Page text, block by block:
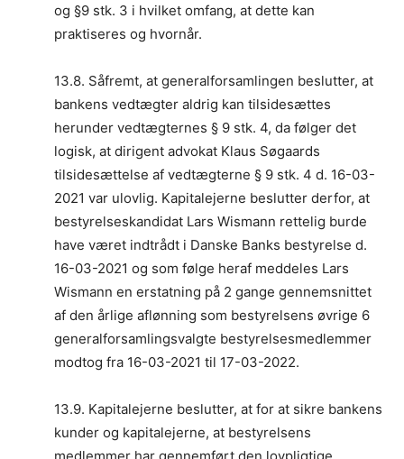
og §9 stk. 3 i hvilket omfang, at dette kan
praktiseres og hvornår.
13.8. Såfremt, at generalforsamlingen beslutter, at
bankens vedtægter aldrig kan tilsidesættes
herunder vedtægternes § 9 stk. 4, da følger det
logisk, at dirigent advokat Klaus Søgaards
tilsidesættelse af vedtægterne § 9 stk. 4 d. 16-03-
2021 var ulovlig. Kapitalejerne beslutter derfor, at
bestyrelseskandidat Lars Wismann rettelig burde
have været indtrådt i Danske Banks bestyrelse d.
16-03-2021 og som følge heraf meddeles Lars
Wismann en erstatning på 2 gange gennemsnittet
af den årlige aflønning som bestyrelsens øvrige 6
generalforsamlingsvalgte bestyrelsesmedlemmer
modtog fra 16-03-2021 til 17-03-2022.
13.9. Kapitalejerne beslutter, at for at sikre bankens
kunder og kapitalejerne, at bestyrelsens